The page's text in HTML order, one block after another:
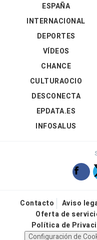
ESPAÑA
INTERNACIONAL
DEPORTES
VÍDEOS
CHANCE
CULTURAOCIO
DESCONECTA
EPDATA.ES
INFOSALUS
Contacto Aviso
Oferta de
Política de
Configuración de